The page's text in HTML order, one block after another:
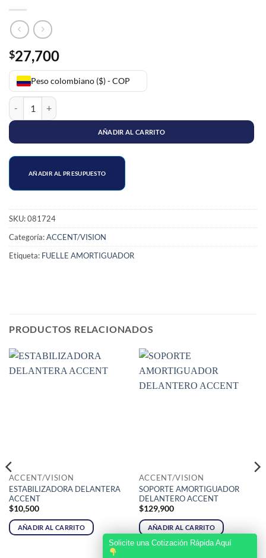
$27,700
Peso colombiano ($) - COP
FUELLE AMORTIGUADOR TRASERO LARGO ACCENT cantidad
AÑADIR AL CARRITO
AÑADIR AL PRESUPUESTO
SKU:081724
Categoría:ACCENT/VISION
Etiqueta: FUELLE AMORTIGUADOR
PRODUCTOS RELACIONADOS
ACCENT/VISION
ESTABILIZADORA DELANTERA
ACCENT
$10,500
AÑADIR AL CARRITO
ACCENT/VISION
SOPORTE AMORTIGUADOR
DELANTERO ACCENT
$129,900
AÑADIR AL CARRITO
Solicite una Cotización Rápida Aquí